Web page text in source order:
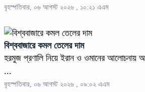
বৃহস্পতিবার, ০৬ আগস্ট ২০২৬ , ১০:২১ এএম
বিশ্ববাজারে কমল তেলের দাম
হরমুজ প্রণালি নিয়ে ইরান ও ওমানের আলোচনায়
...
বৃহস্পতিবার, ০৬ আগস্ট ২০২৬ , ০৯:০২ এএম